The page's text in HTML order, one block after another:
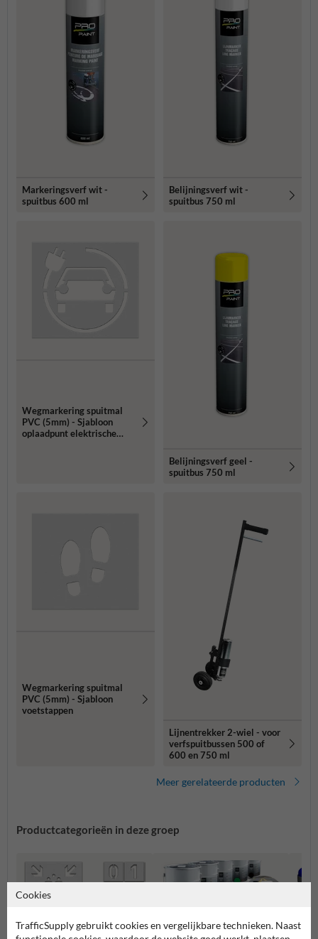
Markeringsverf wit -
spuitbus 600 ml
Belijningsverf wit -
spuitbus 750 ml
Wegmarkering spuitmal
PVC (5mm) - Sjabloon
oplaadpunt elektrische
Belijningsverf geel -
spuitbus 750 ml
Wegmarkering spuitmal
PVC (5mm) - Sjabloon
voetstappen
Lijnentrekker 2-wiel - voor
verfspuitbussen 500 of
600 en 750 ml
Meer gerelateerde producten
Productcategorieën in deze groep
Cookies
TrafficSupply gebruikt cookies en vergelijkbare technieken. Naast